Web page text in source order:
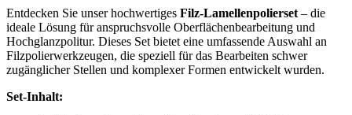
Entdecken Sie unser hochwertiges Filz-Lamellenpolierset – die
ideale Lösung für anspruchsvolle Oberflächenbearbeitung und
Hochglanzpolitur. Dieses Set bietet eine umfassende Auswahl an
Filzpolierwerkzeugen, die speziell für das Bearbeiten schwer
zugänglicher Stellen und komplexer Formen entwickelt wurden.
Set-Inhalt: